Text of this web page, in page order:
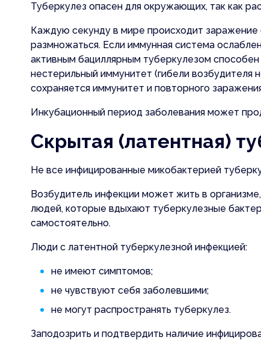
Туберкулез опасен для окружающих, так как
Каждую секунду в мире происходит заражение
размножаться. Если иммунная система
активным бациллярным туберкулезом
нестерильный иммунитет (гибели возбудителя
сохраняется иммунитет и повторного
Инкубационный период заболевания может
Скрытая (латентная)
Не все инфицированные микобактерией
Возбудитель инфекции может жить в
людей, которые вдыхают туберкулезные
самостоятельно.
Люди с латентной туберкулезной инфекцией:
не имеют симптомов;
не чувствуют себя заболевшими;
не могут распространять туберкулез.
Заподозрить и подтвердить наличие
Отправить